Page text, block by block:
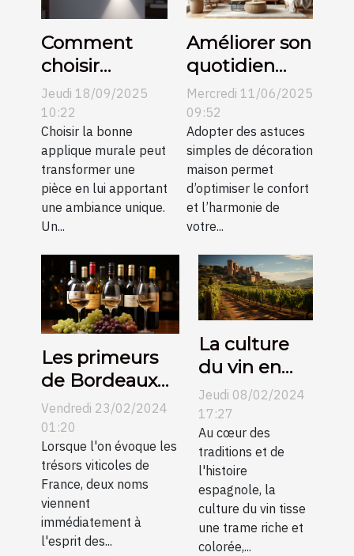
Comment
choisir
l’applique
murale
parfaite pour
votre espace
?
Jeudi 18/09/2025
10:22
Choisir la bonne
applique murale peut
transformer une
pièce en lui apportant
une ambiance unique.
Un...
Améliorer son
quotidien
avec des
astuces
simples de
décoration
maison
Mercredi 11/06/2025
09:52
Adopter des astuces
simples de décoration
maison permet
d’optimiser le confort
et l’harmonie de
votre...
Les primeurs
de Bordeaux
contre
Bourgogne :
une
comparaison
pour les
collectionneurs
Vendredi 23/02/2024
01:20
Lorsque l'on évoque les
trésors viticoles de
France, deux noms
viennent
immédiatement à
l'esprit des...
La culture
du vin en
Espagne et
son
évolution au
fil des
siècles
Jeudi 08/02/2024
17:27
Au cœur des
traditions et de
l'histoire
espagnole, la
culture du vin tisse
une trame riche et
colorée,...